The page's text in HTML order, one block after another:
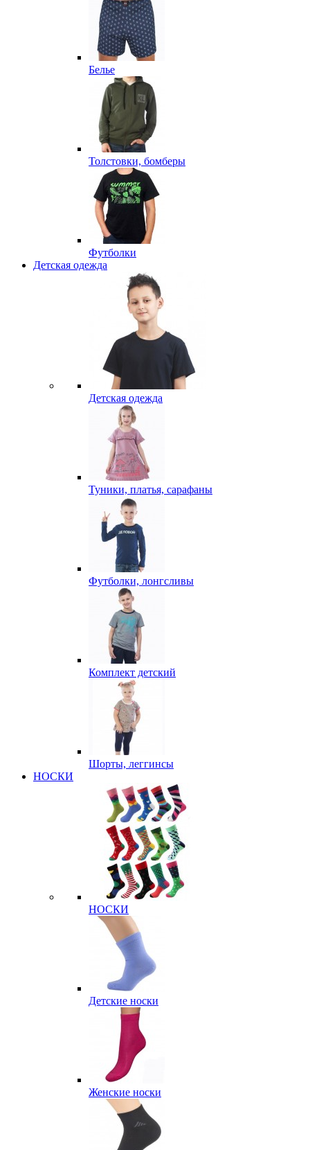
Белье
Толстовки, бомберы
Футболки
Детская одежда
Детская одежда
Туники, платья, сарафаны
Футболки, лонгсливы
Комплект детский
Шорты, леггинсы
НОСКИ
НОСКИ
Детские носки
Женские носки